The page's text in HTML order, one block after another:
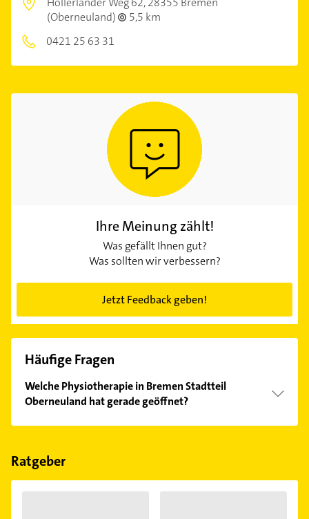
(Oberneuland)
5,5 km
0421 25 63 31
Ihre Meinung zählt!
Was gefällt Ihnen gut?
Was sollten wir verbessern?
Jetzt Feedback geben!
Häufige Fragen
Welche Physiotherapie in Bremen Stadtteil
Oberneuland hat gerade geöffnet?
Im Anbieter-Bereich finden Sie alleÖffnungszeiten.
Feiertagen abweichen können.
Ratgeber